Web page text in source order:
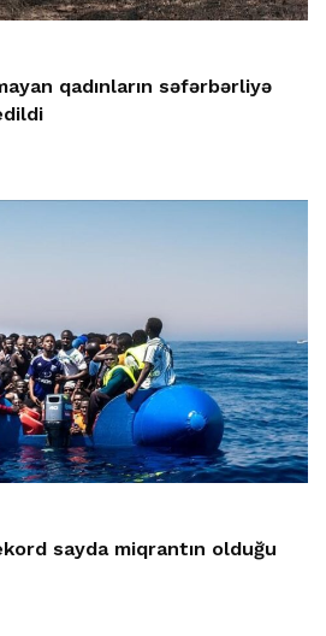
qadınların səfərbərliyə
sayda miqrantın olduğu